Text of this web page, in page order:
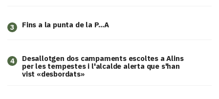
3 Fins a la punta de la P...A
4
​Desallotgen dos campaments escoltes a Alins
per les tempestes i l'alcalde alerta que s'han
vist «desbordats»